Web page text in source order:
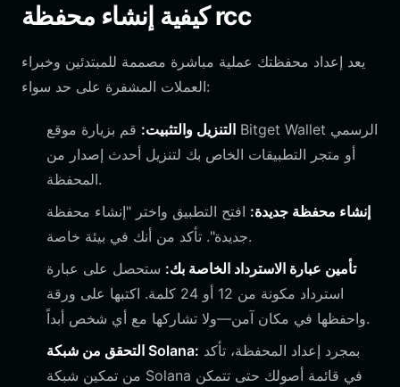
كيفية إنشاء محفظة rcc
يعد إعداد محفظتك عملية مباشرة مصممة للمبتدئين وخبراء
العملات المشفرة على حد سواء:
التنزيل والتثبيت: قم بزيارة موقع Bitget Wallet الرسمي
أو متجر التطبيقات الخاص بك لتنزيل أحدث إصدار من
المحفظة.
إنشاء محفظة جديدة: افتح التطبيق واختر "إنشاء محفظة
جديدة". تأكد من أنك في بيئة خاصة.
تأمين عبارة الاسترداد الخاصة بك: ستحصل على عبارة
استرداد مكونة من 12 أو 24 كلمة. اكتبها على ورقة
واحفظها في مكان آمن—ولا تشاركها مع أي شخص أبداً.
التحقق من شبكة Solana:
من تمكين شبكة Solana في قائمة أصولك حتى تتمكن